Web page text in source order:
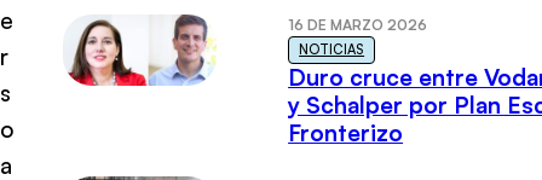
e
r
s
o
a
16 DE MARZO 2026
NOTICIAS
Duro cruce entre
y Schalper por Plan
Fronterizo